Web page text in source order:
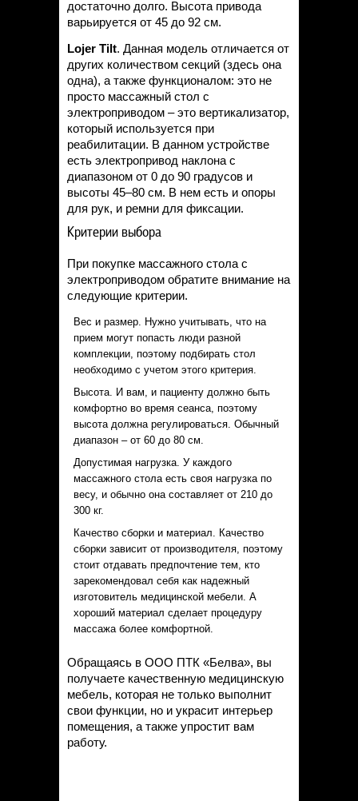
достаточно долго. Высота привода
варьируется от 45 до 92 см.
Lojer Tilt. Данная модель отличается от
других количеством секций (здесь она
одна), а также функционалом: это не
просто массажный стол с
электроприводом – это вертикализатор,
который используется при
реабилитации. В данном устройстве
есть электропривод наклона с
диапазоном от 0 до 90 градусов и
высоты 45–80 см. В нем есть и опоры
для рук, и ремни для фиксации.
Критерии выбора
При покупке массажного стола с
электроприводом обратите внимание на
следующие критерии.
Вес и размер. Нужно учитывать, что на
прием могут попасть люди разной
комплекции, поэтому подбирать стол
необходимо с учетом этого критерия.
Высота. И вам, и пациенту должно быть
комфортно во время сеанса, поэтому
высота должна регулироваться. Обычный
диапазон – от 60 до 80 см.
Допустимая нагрузка. У каждого
массажного стола есть своя нагрузка по
весу, и обычно она составляет от 210 до
300 кг.
Качество сборки и материал. Качество
сборки зависит от производителя, поэтому
стоит отдавать предпочтение тем, кто
зарекомендовал себя как надежный
изготовитель медицинской мебели. А
хороший материал сделает процедуру
массажа более комфортной.
Обращаясь в ООО ПТК «Белва», вы
получаете качественную медицинскую
мебель, которая не только выполнит
свои функции, но и украсит интерьер
помещения, а также упростит вам
работу.